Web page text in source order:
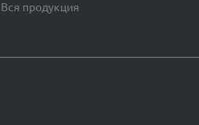
Вся продукция